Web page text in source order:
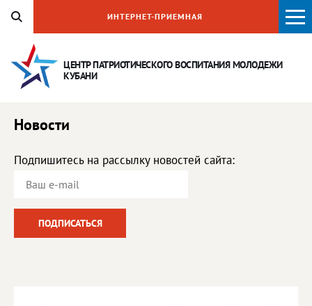
ЦЕНТР ПАТРИОТИЧЕСКОГО ВОСПИТАНИЯМОЛОДЕЖИ
КУБАНИ
ИНТЕРНЕТ-ПРИЕМНАЯ
Новости
Подпишитесь на рассылку новостей сайта: